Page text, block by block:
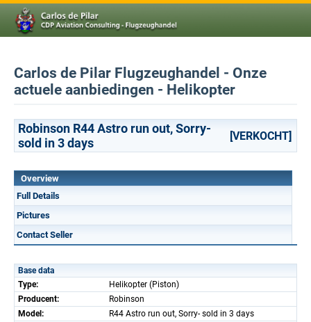
Carlos de Pilar Flugzeughandel - Onze
actuele aanbiedingen - Helikopter
Robinson R44 Astro run out, Sorry-
sold in 3 days
[VERKOCHT]
Overview
Full Details
Pictures
Contact Seller
Base data
Type:
Helikopter (Piston)
Producent:
Robinson
Model:
R44 Astro run out, Sorry- sold in 3 days